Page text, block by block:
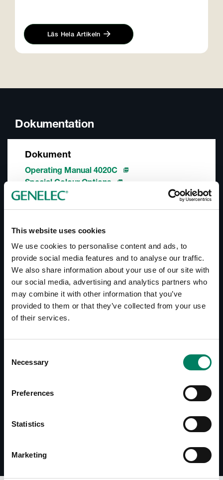
This website uses cookies
We use cookies to personalise content and ads, to
provide social media features and to analyse our traffic.
We also share information about your use of our site with
our social media, advertising and analytics partners who
may combine it with other information that you’ve
provided to them or that they’ve collected from your use
of their services.
Selection
Necessary
Preferences
Statistics
Marketing
Läs Hela Artikeln
Dokumentation
Dokument
Operating Manual 4020C
Special Colour Options
Nedladdningar
Line Drawings (PDF) 4020C
4020C - Simulation File (EASE4)
4020C - Simulation File (GLL)
4020 BIM Object (dwg)
FAQ
How can I mount my speaker system
on a stand, onto a wall or ceiling?